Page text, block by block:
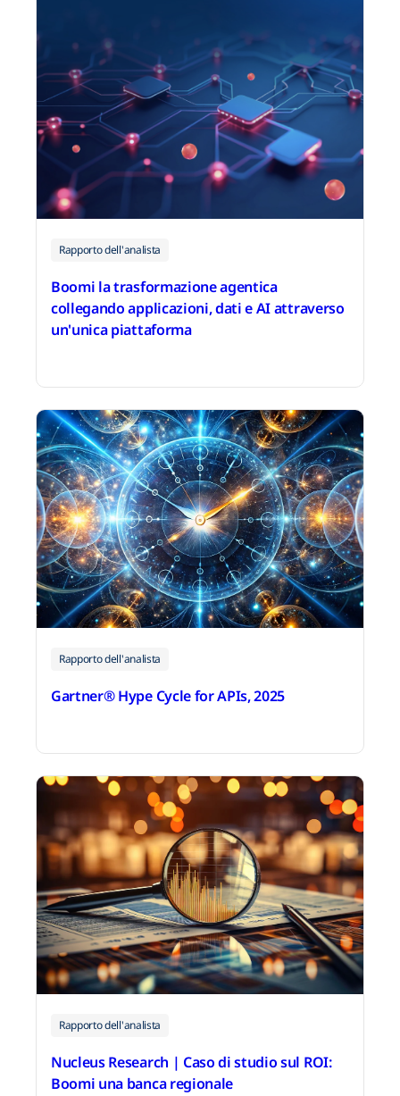
Rapporto dell'analista
Boomi la trasformazione agentica
collegando applicazioni, dati e AI attraverso
un'unica piattaforma
14 dicembre 2025
Rapporto dell'analista
Gartner® Hype Cycle for APIs, 2025
4 dicembre 2025
Rapporto dell'analista
Nucleus Research | Caso di studio sul ROI:
Boomi una banca regionale